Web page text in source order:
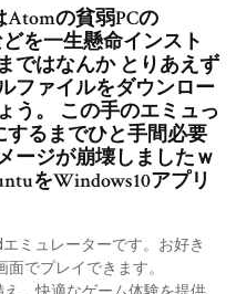
Atomの貧弱PCの
を一生懸命インスト
ではなんか とりあえず
ファイルをダウンロー
う。 この手のエミュっ
するまでひと手間必要
ージが崩壊しましたｗ
をWindows10アプリ
ミュレーターです。お好き
でプレイできます。